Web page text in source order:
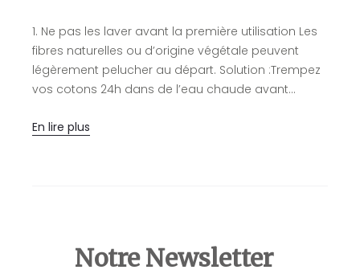
1. Ne pas les laver avant la première utilisation Les
fibres naturelles ou d’origine végétale peuvent
légèrement pelucher au départ. Solution :Trempez
vos cotons 24h dans de l’eau chaude avant…
En lire plus
Notre Newsletter